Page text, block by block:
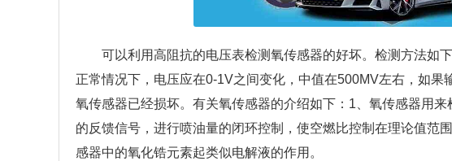
可以利用高阻抗的电压表检测氧传感器的好坏。检测方法如
正常情况下，电压应在0-1V之间变化，中值在500MV左右，如果
氧传感器已经损坏。有关氧传感器的介绍如下：1、氧传感器用
的反馈信号，进行喷油量的闭环控制，使空燃比控制在理论值范
感器中的氧化锆元素起类似电解液的作用。